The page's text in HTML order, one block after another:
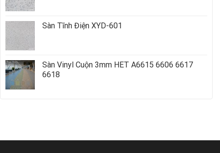
Sàn Tĩnh Điện XYD-601
Sàn Vinyl Cuộn 3mm HET A6615 6606 6617
6618